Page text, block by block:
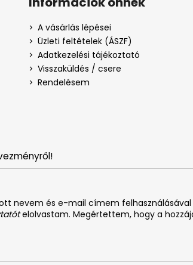
nevem és e-mail címem
elolvastam. Megértettem, hogy a
A vásárlás lépései
Üzleti feltételek (ÁSZF)
Adatkezelési tájékoztató
Visszaküldés / csere
Rendelésem